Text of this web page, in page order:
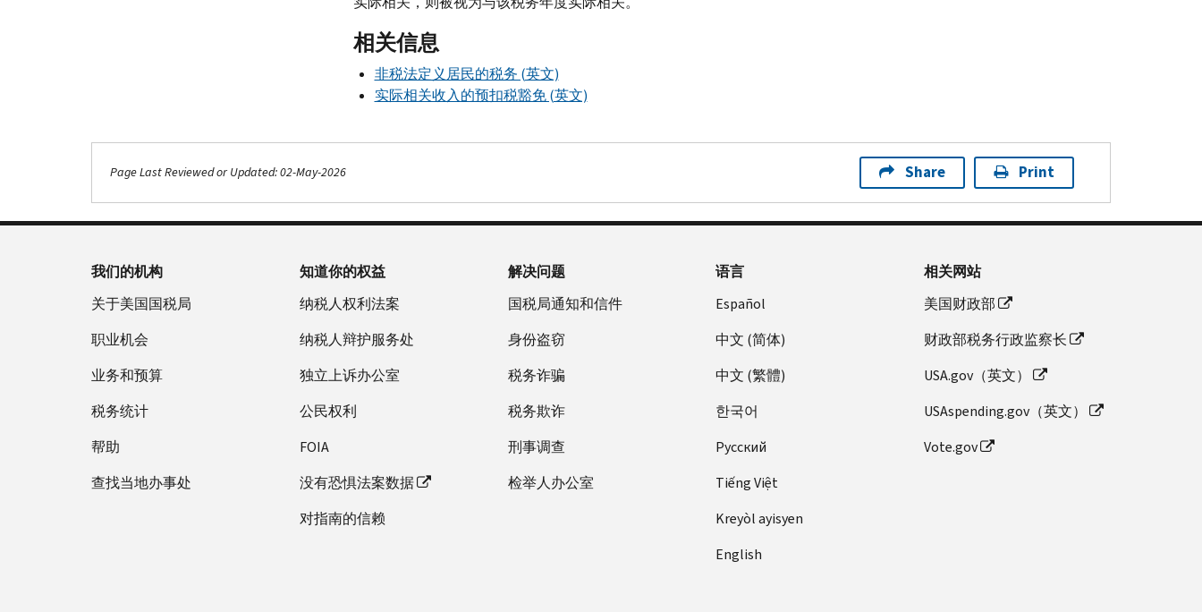
相关信息
非税法定义居民的税务 (英文)
实际相关收入的预扣税豁免 (英文)
Page Last Reviewed or Updated: 02-May-2026 Share Print
我们的机构
关于美国国税局
职业机会
业务和预算
税务统计
帮助
查找当地办事处
知道你的权益
纳税人权利法案
纳税人辩护服务处
独立上诉办公室
公民权利
FOIA
没有恐惧法案数据
对指南的信赖
解决问题
国税局通知和信件
身份盗窃
税务诈骗
税务欺诈
刑事调查
检举人办公室
语言
Español
中文 (简体)
中文 (繁體)
한국어
Pусский
Tiếng Việt
Kreyòl ayisyen
English
相关网站
美国财政部
财政部税务行政监察长
USA.gov（英文）
USAspending.gov（英文）
Vote.gov